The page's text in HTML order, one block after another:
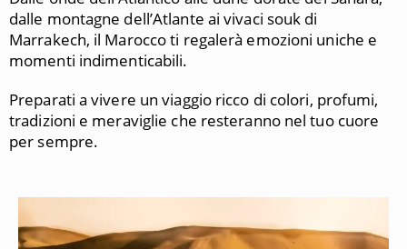
dalle montagne dell’Atlante ai vivaci souk di
Marrakech, il Marocco ti regalerà emozioni uniche e
momenti indimenticabili.
Preparati a vivere un viaggio ricco di colori, profumi,
tradizioni e meraviglie che resteranno nel tuo cuore
per sempre.